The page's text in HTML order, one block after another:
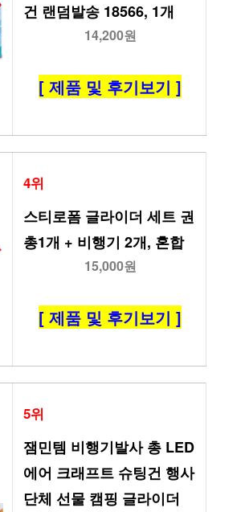
건 랜덤발송 18566, 1개
14,200원
[ 제품 및 후기보기 ]
4위
스티로폼 글라이더 세트 권
총1개 + 비행기 2개, 혼합
15,000원
[ 제품 및 후기보기 ]
5위
잼민템 비행기발사 총 LED
에어 크래프트 슈팅건 행사
단체 선물 캠핑 글라이더